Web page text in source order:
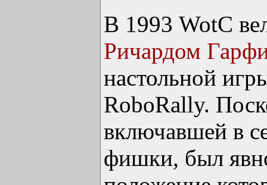
В 1993 WotC
Ричардом
настольной
RoboRally.
включавшей в
фишки, был